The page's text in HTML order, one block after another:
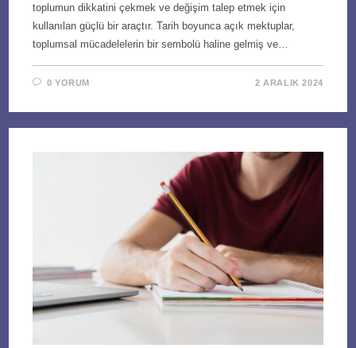
toplumun dikkatini çekmek ve değişim talep etmek için
kullanılan güçlü bir araçtır. Tarih boyunca açık mektuplar,
toplumsal mücadelelerin bir sembolü haline gelmiş ve…
0 YORUM 2 ARALIK 2024